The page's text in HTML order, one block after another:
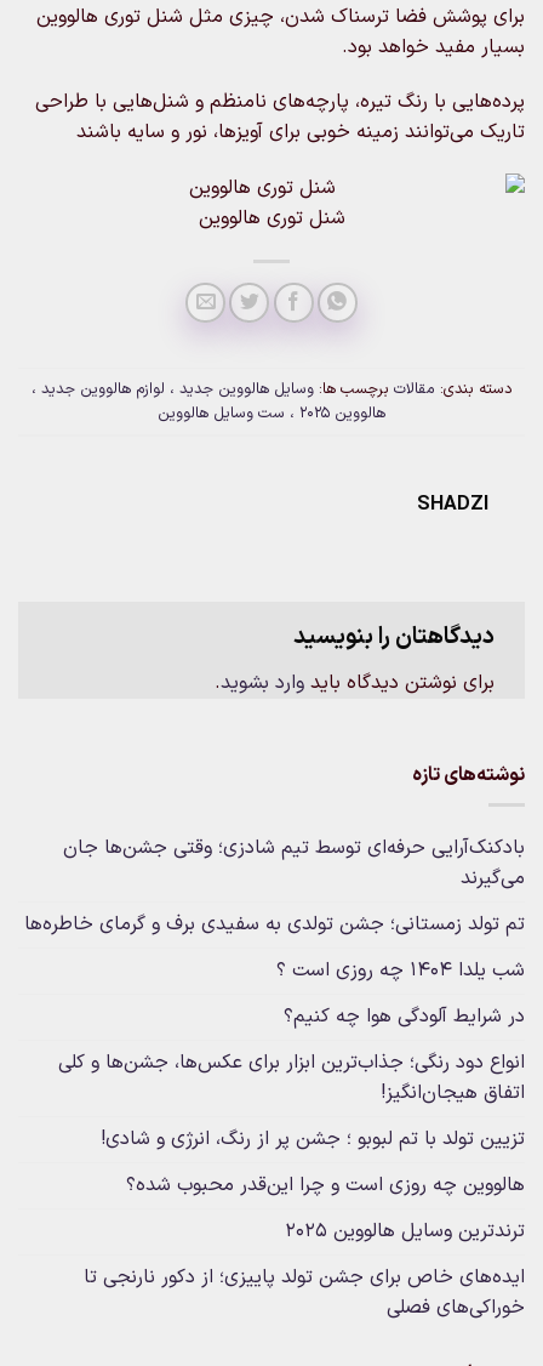
فضا ترسناک شدن، چیزی مثل شنل توری هالووین
خواهد بود.
با رنگ تیره، پارچه‌های نامنظم و شنل‌هایی با طراحی
زمینه خوبی برای آویزها، نور و سایه باشند
شنل توری هالووین
مقالاتبرچسب ها:وسایل هالووین جدید ، لوازم هالووین جدید ،
را بنویسید
نوشتن دیدگاه بایدوارد بشوید.
تازه
حرفه‌ای توسط تیم شادزی؛ وقتی جشن‌ها جان
زمستانی؛ جشن تولدی به سفیدی برف و گرمای خاطره‌ها
است ؟
آلودگی هوا چه کنیم؟
رنگی؛ جذاب‌ترین ابزار برای عکس‌ها، جشن‌ها و کلی
با تم لبوبو ؛ جشن پر از رنگ، انرژی و شادی!
چه روزی است و چرا این‌قدر محبوب شده؟
وسایل هالووین ۲۰۲۵
خاص برای جشن تولد پاییزی؛ از دکور نارنجی تا
فصلی